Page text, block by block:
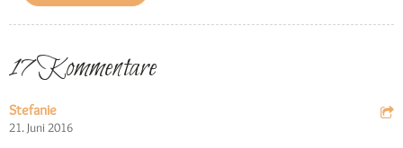
17 Kommentare
Stefanie
21. Juni 2016